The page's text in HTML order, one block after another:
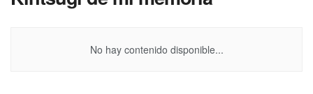
No hay contenido disponible...